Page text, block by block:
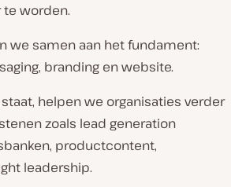
worden.
we samen aan het fundament:
branding en website.
helpen we organisaties verder
zoals lead generation
productcontent,
leadership.